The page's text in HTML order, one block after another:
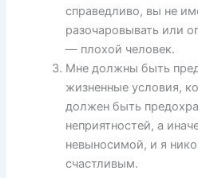
справедливо, вы не
разочаровывать или
— плохой человек.
Мне должны быть
жизненные условия,
должен быть
неприятностей, а
невыносимой, и я
счастливым.